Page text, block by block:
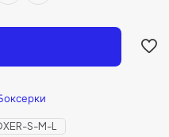
S-M-L